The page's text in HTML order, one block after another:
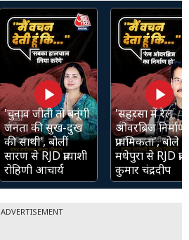
'चुनाव जीती तो बनूंगी
जनता की सुख-दुख
की साथी', बोलीं
सारण से RJD प्रत्याशी
रोहिणी आचार्य
'सहरसा में रेल
ओवरब्रिज निर्माण
प्राथमिकता', बोले
मधेपुरा से RJD
कुमार चंद्रदीप
ADVERTISEMENT